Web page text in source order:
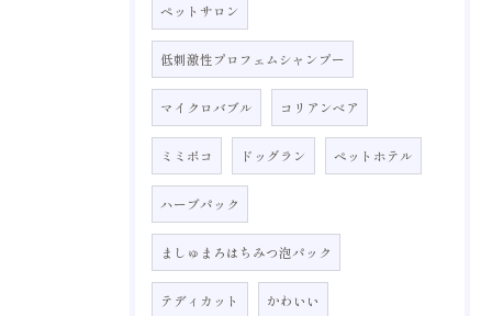
ペットサロン
低刺激性プロフェムシャンプー
マイクロバブル コリアンベア
ミミポコ ドッグラン ペットホテル
ハーブパック
ましゅまろはちみつ泡パック
テディカット かわいい